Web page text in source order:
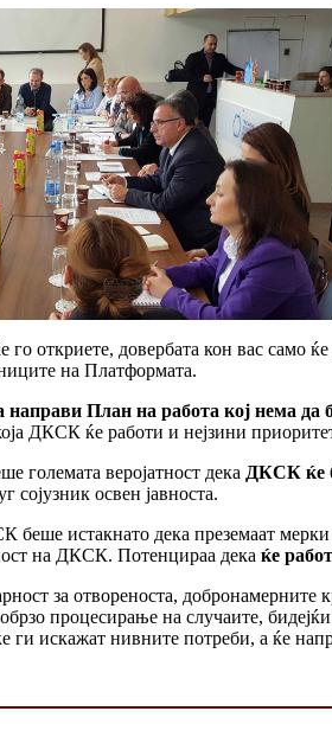
откриете, довербата кон вас само
на Платформата.
План на работа кој нема да
ДКСК ќе работи и нејзини
големата веројатност дека ДКСК ќе
сојузник освен јавноста.
истакнато дека преземаат
на ДКСК. Потенцираа дека ќе
за отвореноста,
процесирање на случаите,
ги искажат нивните потреби, а ќе